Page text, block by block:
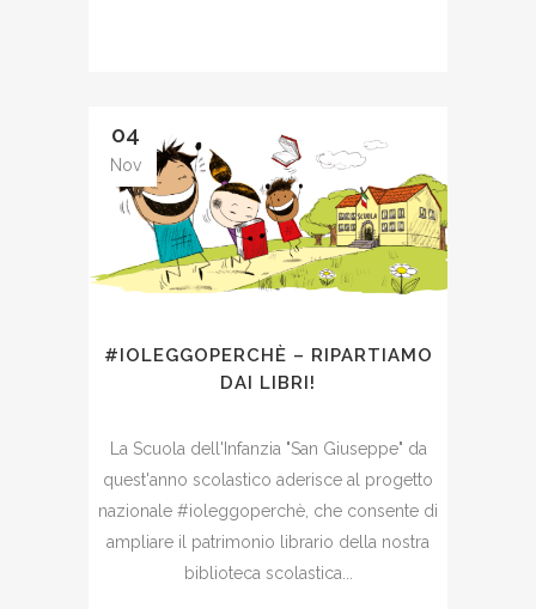
04
Nov
#IOLEGGOPERCHÈ – RIPARTIAMO
DAI LIBRI!
La Scuola dell'Infanzia "San Giuseppe" da
quest'anno scolastico aderisce al progetto
nazionale #ioleggoperchè, che consente di
ampliare il patrimonio librario della nostra
biblioteca scolastica...